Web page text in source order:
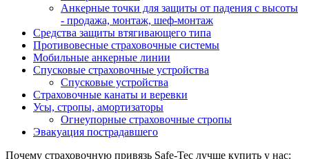
Анкерные точки для защиты от падения с высоты
- продажа, монтаж, шеф-монтаж
Средства защиты втягивающего типа
Противовесные страховочные системы
Мобильные анкерные линии
Спусковые страховочные устройства
Спусковые устройства
Страховочные канаты и веревки
Усы, стропы, амортизаторы
Огнеупорные страховочные стропы
Эвакуация пострадавшего
Почему страховочную привязь Safe-Tec лучше купить у нас: